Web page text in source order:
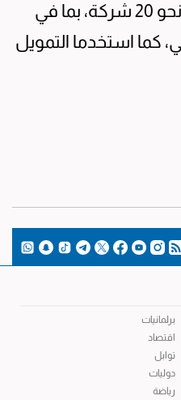
الحصول على أموال من نحو 20 شركة، بما في
كما استخدما التمويل
برلمانيات
اقتصاد
توابل
دوليات
رياضة